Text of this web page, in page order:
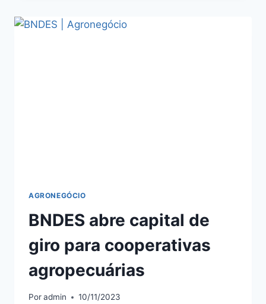
AGRONEGÓCIO
BNDES abre capital de
giro para cooperativas
agropecuárias
Poradmin 10/11/2023